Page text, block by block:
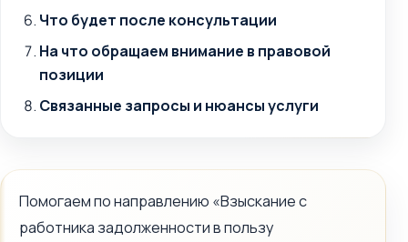
Что будет после консультации
На что обращаем внимание в правовой
позиции
Связанные запросы и нюансы услуги
Помогаем по направлению «Взыскание с
работника задолженности в пользу